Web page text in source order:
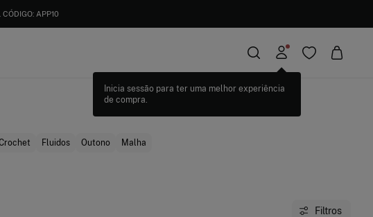
|INICIAR SESIÓN.
Fluidos Outono
Malha
Filtros